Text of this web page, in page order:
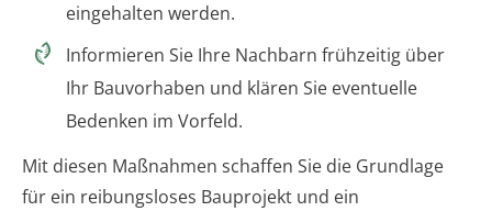
eingehalten werden.
Informieren Sie Ihre Nachbarn frühzeitig über
Ihr Bauvorhaben und klären Sie eventuelle
Bedenken im Vorfeld.
Mit diesen Maßnahmen schaffen Sie die Grundlage
für ein reibungsloses Bauprojekt und ein